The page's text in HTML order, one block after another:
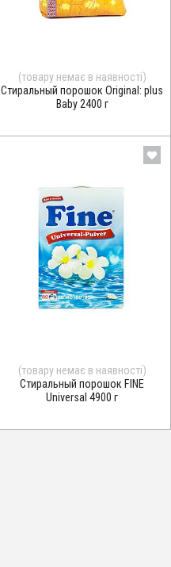
(товару немає в наявності)
Стиральный порошок Original: plus
Baby 2400 г
(товару немає в наявності)
Стиральный порошок FINE
Universal 4900 г